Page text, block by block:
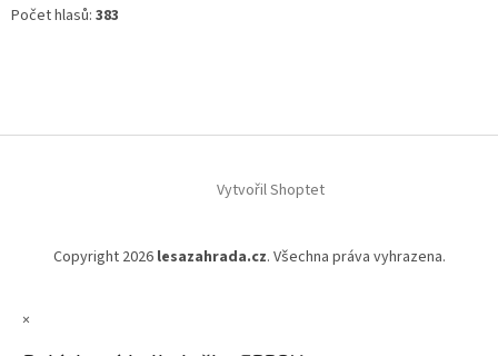
Počet hlasů: 383
Vytvořil Shoptet
Copyright 2026 lesazahrada.cz. Všechna práva vyhrazena.
×